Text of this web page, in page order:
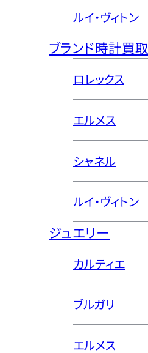
ルイ・ヴィトン
ブランド時計買取
ロレックス
エルメス
シャネル
ルイ・ヴィトン
ジュエリー
カルティエ
ブルガリ
エルメス